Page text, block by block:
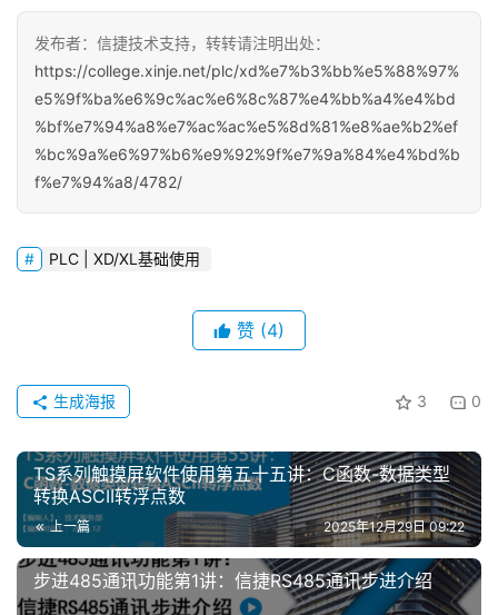
首
页
网
络
课
堂
发布者：信捷技术支持，转转请注明出处：
https://college.xinje.net/plc/xd%e7%b3%bb%e5%88%97%
e5%9f%ba%e6%9c%ac%e6%8c%87%e4%bb%a4%e4%bd
%bf%e7%94%a8%e7%ac%ac%e5%8d%81%e8%ae%b2%ef
%bc%9a%e6%97%b6%e9%92%9f%e7%9a%84%e4%bd%b
f%e7%94%a8/4782/
PLC | XD/XL基础使用
赞 (4)
3 0
生成海报
TS系列触摸屏软件使用第五十五讲：C函数-数据类型
转换ASCII转浮点数
上一篇 2025年12月29日 09:22
步进485通讯功能第1讲：信捷RS485通讯步进介绍